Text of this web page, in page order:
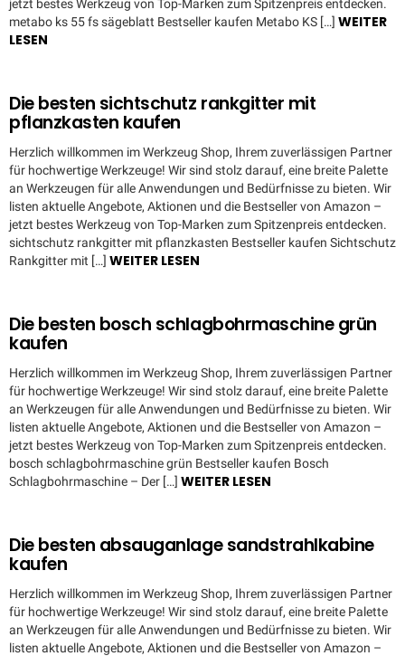
jetzt bestes Werkzeug von Top-Marken zum Spitzenpreis entdecken.
metabo ks 55 fs sägeblatt Bestseller kaufen Metabo KS […] WEITER
LESEN
Die besten sichtschutz rankgitter mit
pflanzkasten kaufen
Herzlich willkommen im Werkzeug Shop, Ihrem zuverlässigen Partner
für hochwertige Werkzeuge! Wir sind stolz darauf, eine breite Palette
an Werkzeugen für alle Anwendungen und Bedürfnisse zu bieten. Wir
listen aktuelle Angebote, Aktionen und die Bestseller von Amazon –
jetzt bestes Werkzeug von Top-Marken zum Spitzenpreis entdecken.
sichtschutz rankgitter mit pflanzkasten Bestseller kaufen Sichtschutz
Rankgitter mit […] WEITER LESEN
Die besten bosch schlagbohrmaschine grün
kaufen
Herzlich willkommen im Werkzeug Shop, Ihrem zuverlässigen Partner
für hochwertige Werkzeuge! Wir sind stolz darauf, eine breite Palette
an Werkzeugen für alle Anwendungen und Bedürfnisse zu bieten. Wir
listen aktuelle Angebote, Aktionen und die Bestseller von Amazon –
jetzt bestes Werkzeug von Top-Marken zum Spitzenpreis entdecken.
bosch schlagbohrmaschine grün Bestseller kaufen Bosch
Schlagbohrmaschine – Der […] WEITER LESEN
Die besten absauganlage sandstrahlkabine
kaufen
Herzlich willkommen im Werkzeug Shop, Ihrem zuverlässigen Partner
für hochwertige Werkzeuge! Wir sind stolz darauf, eine breite Palette
an Werkzeugen für alle Anwendungen und Bedürfnisse zu bieten. Wir
listen aktuelle Angebote, Aktionen und die Bestseller von Amazon –